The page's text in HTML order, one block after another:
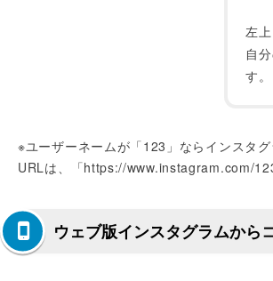
左
自
す。
※ユーザーネームが「123」ならインスタ
URLは、「https://www.instagram.com/
ウェブ版インスタグラムから